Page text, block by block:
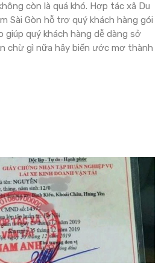
còn là quá khó. Hợp tác xã Du
Sài Gòn hỗ trợ quý khách hàng gói
giúp quý khách hàng dễ dàng sở
chừ gì nữa hãy biến ước mơ thành